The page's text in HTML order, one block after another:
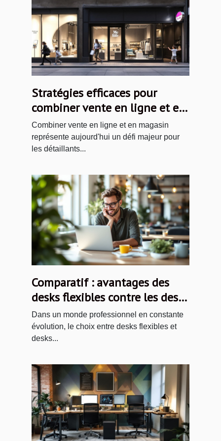
Stratégies efficaces pour
combiner vente en ligne et en
magasin
Combiner vente en ligne et en magasin
représente aujourd'hui un défi majeur pour
les détaillants...
Comparatif : avantages des
desks flexibles contre les desks
dédiés
Dans un monde professionnel en constante
évolution, le choix entre desks flexibles et
desks...